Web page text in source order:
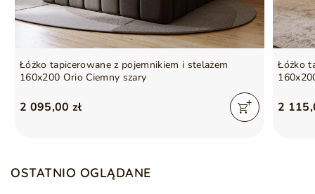
Łóżko tapicerowane z pojemnikiem i stelażem
160x200 Orio Ciemny szary
2 095,00 zł
Łóżko
2
OSTATNIO OGLĄDANE